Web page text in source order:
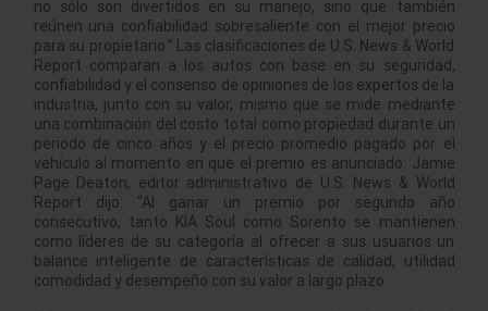
no sólo son divertidos en su manejo, sino que también
reúnen una confiabilidad sobresaliente con el mejor precio
para su propietario.” Las clasificaciones de U.S. News & World
Report comparan a los autos con base en su seguridad,
confiabilidad y el consenso de opiniones de los expertos de la
industria, junto con su valor, mismo que se mide mediante
una combinación del costo total como propiedad durante un
periodo de cinco años y el precio promedio pagado por el
vehículo al momento en que el premio es anunciado. Jamie
Page Deaton, editor administrativo de U.S. News & World
Report dijo: “Al ganar un premio por segundo año
consecutivo, tanto KIA Soul como Sorento se mantienen
como líderes de su categoría al ofrecer a sus usuarios un
balance inteligente de características de calidad, utilidad
comodidad y desempeño con su valor a largo plazo.